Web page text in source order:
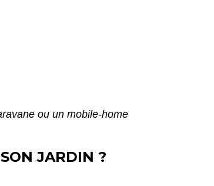
ou un mobile-home
JARDIN ?